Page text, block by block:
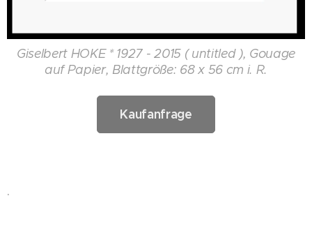
Giselbert HOKE * 1927 - 2015 ( untitled ), Gouage
auf Papier, Blattgröße: 68 x 56 cm i. R.
Kaufanfrage
.